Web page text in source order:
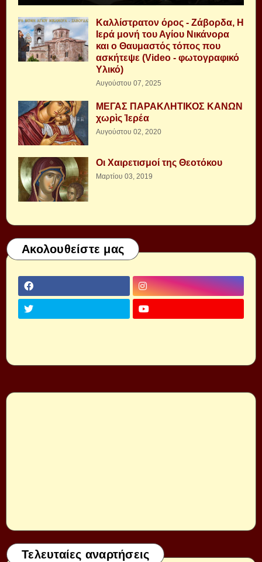
Καλλίστρατον όρος - Ζάβορδα, Η
Ιερά μονή του Αγίου Νικάνορα
και ο Θαυμαστός τόπος που
ασκήτεψε (Video - φωτογραφικό
Υλικό)
Αυγούστου 07, 2025
ΜΕΓΑΣ ΠΑΡΑΚΛΗΤΙΚΟΣ ΚΑΝΩΝ
χωρὶς Ἱερέα
Αυγούστου 02, 2020
Οι Χαιρετισμοί της Θεοτόκου
Μαρτίου 03, 2019
Ακολουθείστε μας
Τελευταίες αναρτήσεις